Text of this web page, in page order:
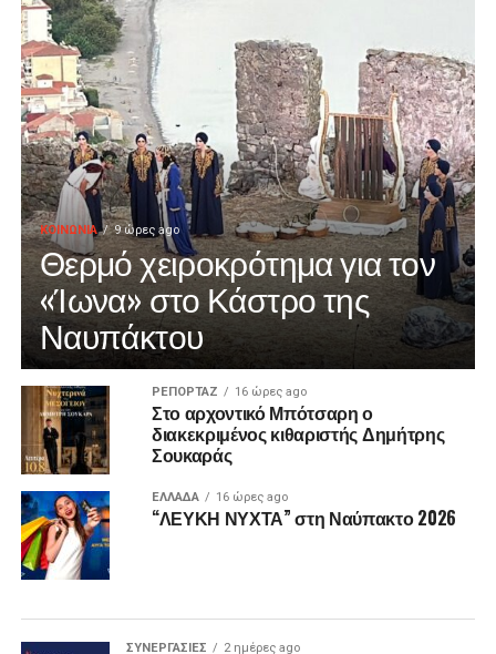
ΚΟΙΝΩΝΙΑ 9 ώρες ago
Θερμό χειροκρότημα για τον
«Ίωνα» στο Κάστρο της
Ναυπάκτου
ΡΕΠΟΡΤΑΖ 16 ώρες ago
Στο αρχοντικό Μπότσαρη ο
διακεκριμένος κιθαριστής Δημήτρης
Σουκαράς
ΕΛΛΑΔΑ 16 ώρες ago
“ΛΕΥΚΗ ΝΥΧΤΑ” στη Ναύπακτο 2026
ΣΥΝΕΡΓΑΣΙΕΣ 2 ημέρες ago